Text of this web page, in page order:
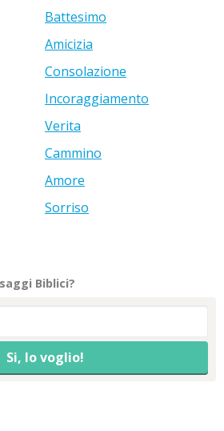
Battesimo
Amicizia
Consolazione
Incoraggiamento
Verita
Cammino
Amore
Sorriso
Biblici?